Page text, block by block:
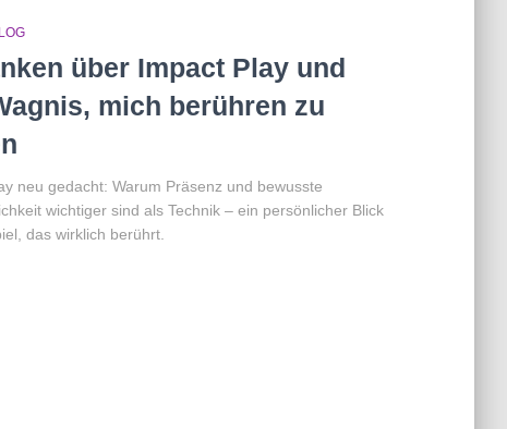
über Impact Play und
mich berühren zu
neu gedacht: Warum Präsenz und bewusste
wichtiger sind als Technik – ein persönlicher Blick
das wirklich berührt.